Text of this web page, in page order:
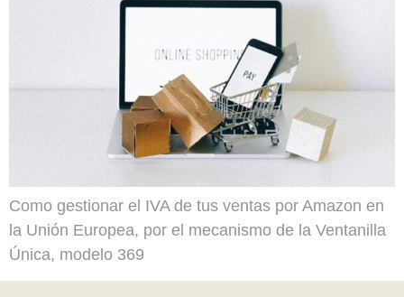
Como gestionar el IVA de tus ventas por Amazon en
la Unión Europea, por el mecanismo de la Ventanilla
Única, modelo 369